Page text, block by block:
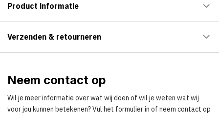
Product informatie
Verzenden & retourneren
Neem contact op
Wil je meer informatie over wat wij doen of wil je weten wat wij
voor jou kunnen betekenen? Vul het formulier in of neem contact op